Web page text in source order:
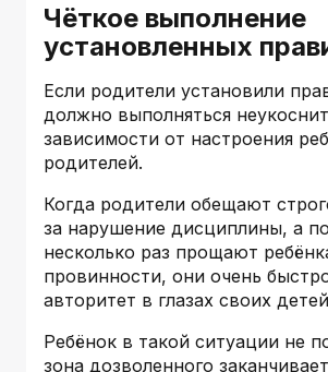
Чёткое выполнение
установленных
Если родители установили
должно выполняться
зависимости от настроения
родителей.
Когда родители обещают
за нарушение дисциплины, а
несколько раз прощают
провинности, они очень
авторитет в глазах своих
Ребёнок в такой ситуации не
зона дозволенного